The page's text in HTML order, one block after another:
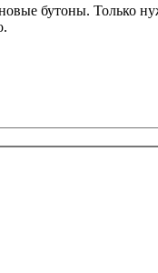
бутоны. Только